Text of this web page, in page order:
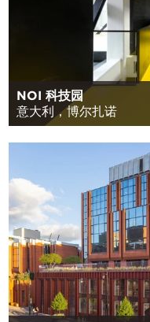
NOI 科技园
意大利，博尔扎诺